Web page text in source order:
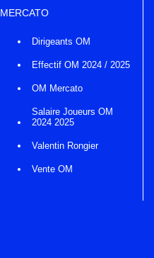
MERCATO
Dirigeants OM
Effectif OM 2024 / 2025
OM Mercato
Salaire Joueurs OM
2024 2025
Valentin Rongier
Vente OM